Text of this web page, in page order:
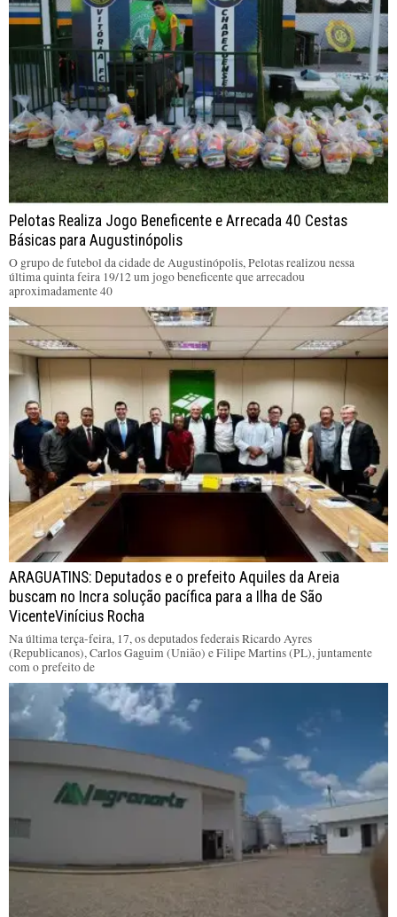
Pelotas Realiza Jogo Beneficente e Arrecada 40 Cestas
Básicas para Augustinópolis
O grupo de futebol da cidade de Augustinópolis, Pelotas realizou nessa
última quinta feira 19/12 um jogo beneficente que arrecadou
aproximadamente 40
ARAGUATINS: Deputados e o prefeito Aquiles da Areia
buscam no Incra solução pacífica para a Ilha de São
VicenteVinícius Rocha
Na última terça-feira, 17, os deputados federais Ricardo Ayres
(Republicanos), Carlos Gaguim (União) e Filipe Martins (PL), juntamente
com o prefeito de